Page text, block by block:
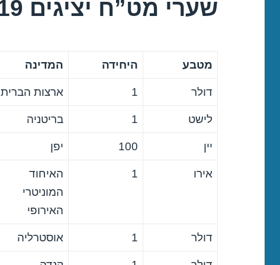
שערי מט”ח יציגים 12/02/2019
מטבע היחידה המדינה
דולר 1 ארצות הברית
לישט 1 בריטניה
יין 100 יפן
אירו 1
האיחוד
המוניטרי
האירופי
דולר 1 אוסטרליה